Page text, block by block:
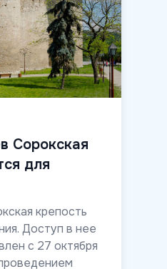
Сорокская
для
крепость
Доступ в нее
с 27 октября